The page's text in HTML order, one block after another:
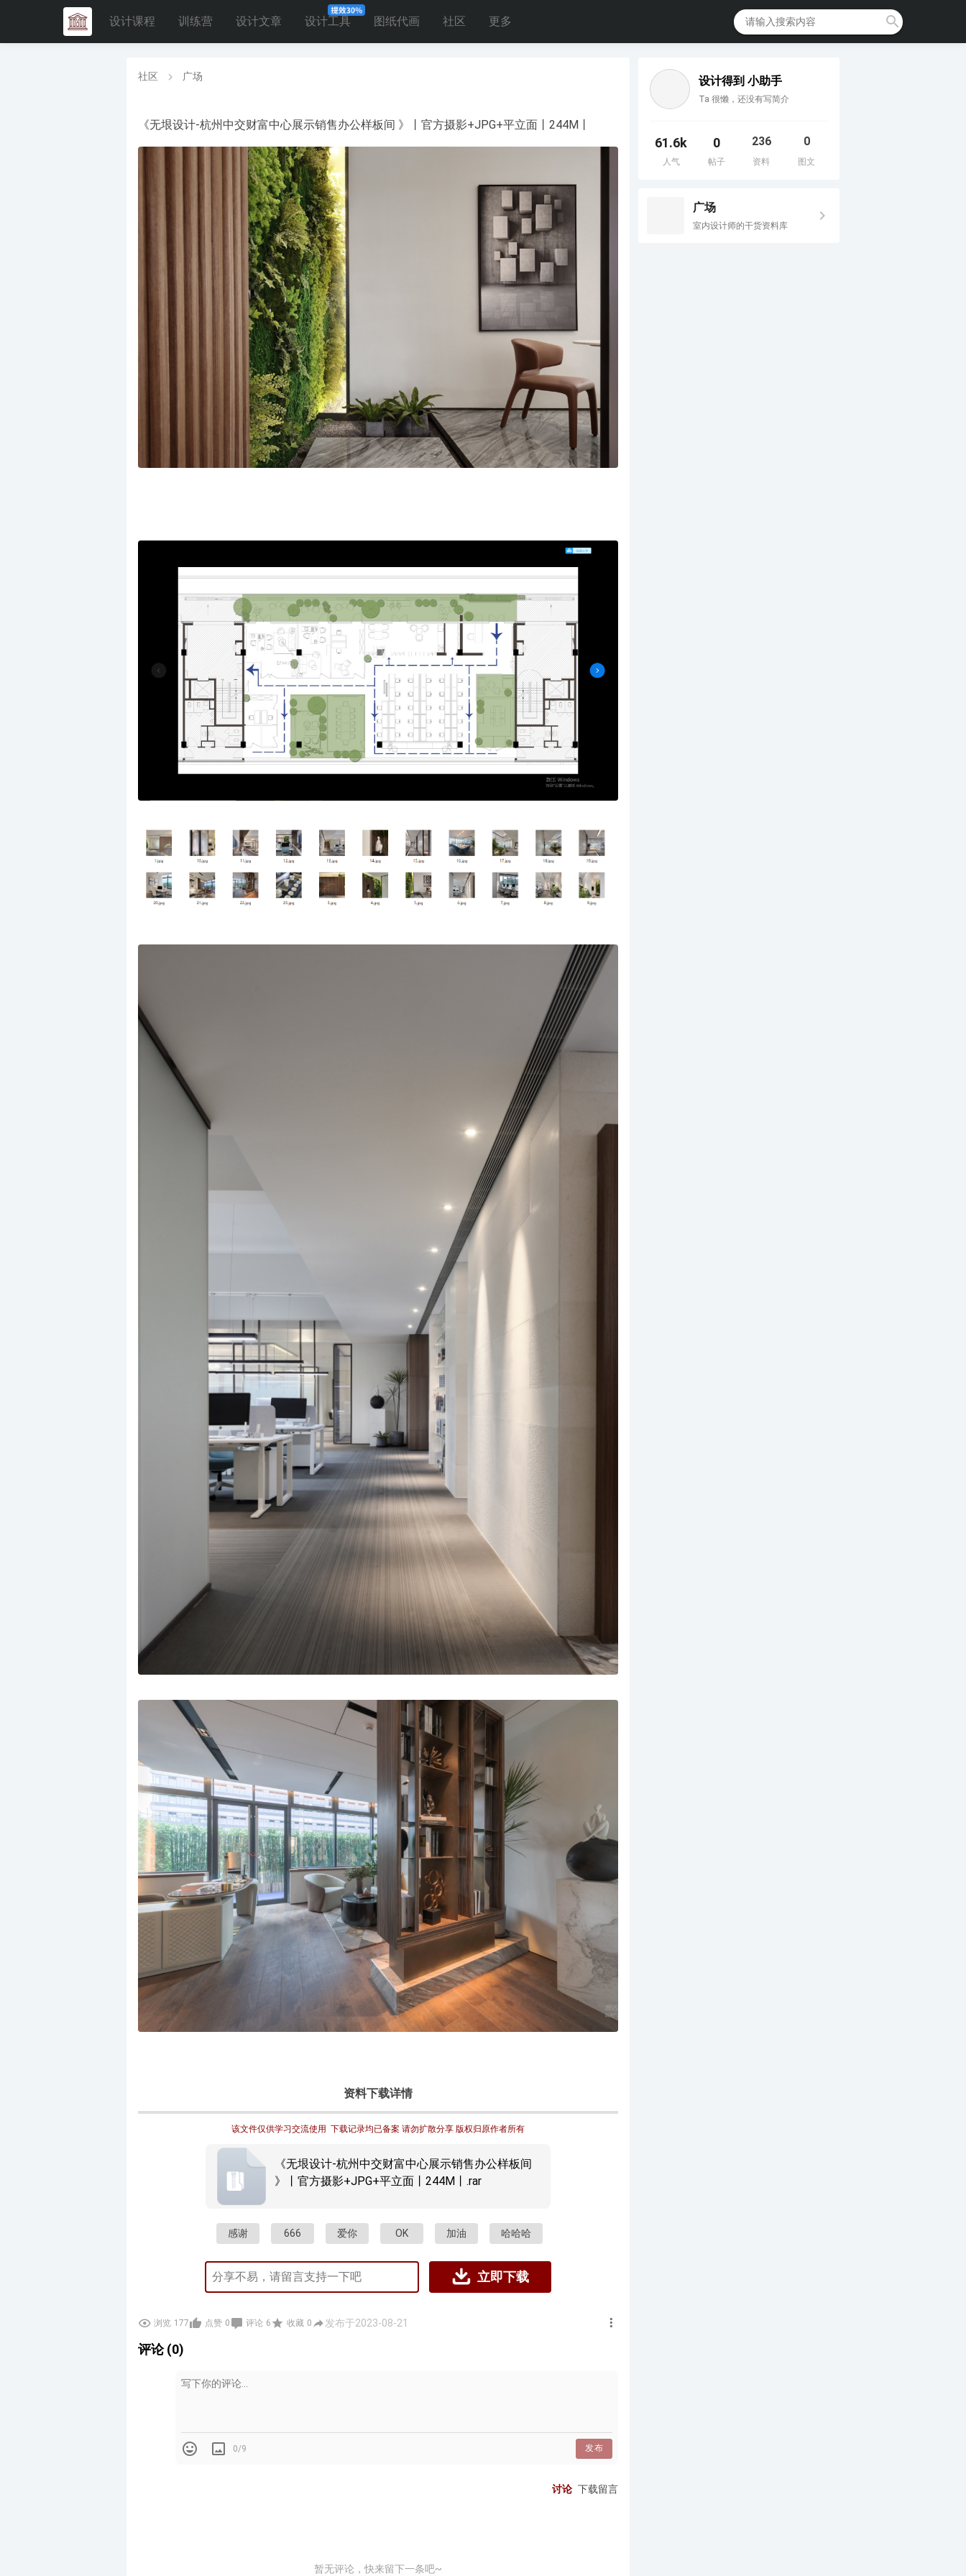
设计课程 训练营 设计文章 设计工具 图纸代画 社区 更多
社区 广场
《无垠设计-杭州中交财富中心展示销售办公样板间 》丨官方摄影+JPG+平立面丨244M丨
资料下载详情
该文件仅供学习交流使用  下载记录均已备案 请勿扩散分享 版权归原作者所有
《无垠设计-杭州中交财富中心展示销售办公样板间
》丨官方摄影+JPG+平立面丨244M丨.rar
感谢 666 爱你 OK 加油 哈哈哈
立即下载
浏览 177 点赞 0 评论 6 收藏 0 发布于2023-08-21
评论 (0)
0/9 发布
讨论 下载留言
暂无评论，快来留下一条吧~
设计得到 小助手
Ta 很懒，还没有写简介
61.6k
人气
0
帖子
236
资料
0
图文
广场
室内设计师的干货资料库